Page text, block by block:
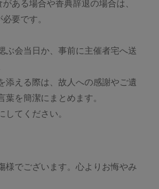
ある場合や香典辞退の場合は、
要です。
ぶ会当日か、事前に主催者宅へ送
添える際は、故人への感謝やご遺
葉を簡潔にまとめます。
してください。
様でございます。心よりお悔やみ